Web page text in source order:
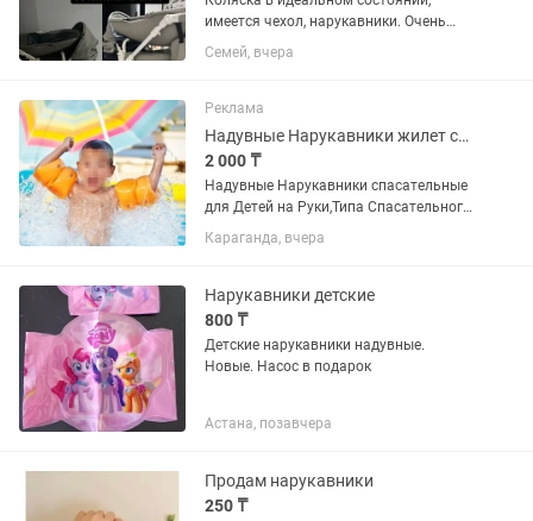
имеется чехол, нарукавники. Очень
удобная в управлении, легко
складывается
Семей, вчера
Реклама
Надувные Нарукавники жилет спасательный Бассейн, Водоем Детские.Новые
2 000 ₸
Надувные Нарукавники спасательные
для Детей на Руки,Типа Спасательного
жилета.для детей НЕумеющих
плавать.держит на Воде и Бассейн.
Бесценно! По Городу Есть...
Караганда, вчера
Нарукавники детские
800 ₸
Детские нарукавники надувные.
Новые. Насос в подарок
Астана, позавчера
Продам нарукавники
250 ₸